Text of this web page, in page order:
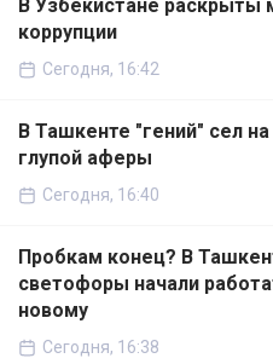
В Узбекистане
коррупции
Сегодня, 16:42
В Ташкенте "гений" сел
глупой аферы
Сегодня, 16:40
Пробкам конец? В
светофоры начали
новому
Сегодня, 16:38